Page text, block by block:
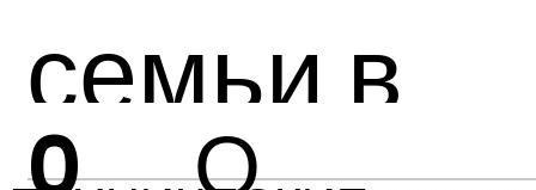
семьи в